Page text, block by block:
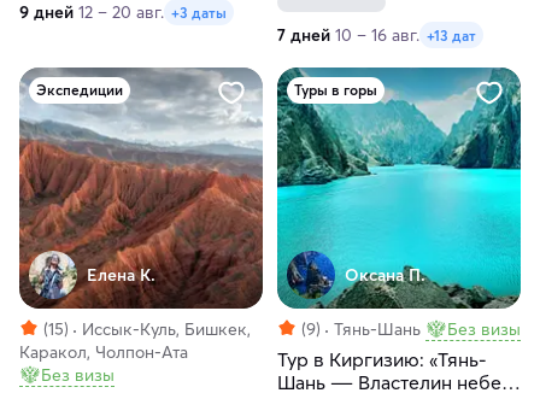
9 дней 12 – 20 авг. +3 даты
7 дней 10 – 16 авг. +13 дат
Экспедиции
Елена К.
(15)
Иссык-Куль, Бишкек,
Каракол, Чолпон-Ата
Без визы
Туры в горы
Оксана П.
(9) Тянь-Шань Без визы
Тур в Киргизию: «Тянь-
Шань ― Властелин небес.